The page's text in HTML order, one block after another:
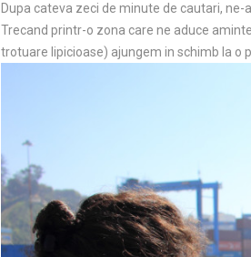
Dupa cateva zeci de minute de cautari,
Trecand printr-o zona care ne aduce
trotuare lipicioase) ajungem in schimb la o